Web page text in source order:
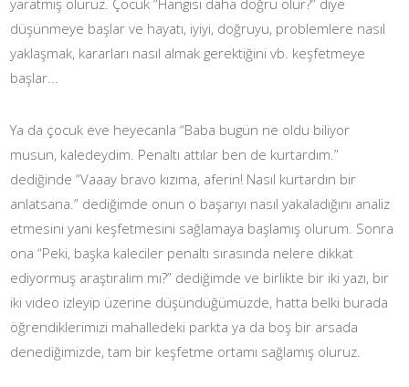
düşünmeye başlar ve hayatı, iyiyi, doğruyu, problemlere nasıl
yaklaşmak, kararları nasıl almak gerektiğini vb. keşfetmeye
başlar...
Ya da çocuk eve heyecanla “Baba bugün ne oldu biliyor
musun, kaledeydim. Penaltı attılar ben de kurtardım.”
dediğinde “Vaaay bravo kızıma, aferin! Nasıl kurtardın bir
anlatsana.” dediğimde onun o başarıyı nasıl yakaladığını analiz
etmesini yani keşfetmesini sağlamaya başlamış olurum. Sonra
ona “Peki, başka kaleciler penaltı sırasında nelere dikkat
ediyormuş araştıralım mı?” dediğimde ve birlikte bir iki yazı, bir
iki video izleyip üzerine düşündüğümüzde, hatta belki burada
öğrendiklerimizi mahalledeki parkta ya da boş bir arsada
denediğimizde, tam bir keşfetme ortamı sağlamış oluruz.